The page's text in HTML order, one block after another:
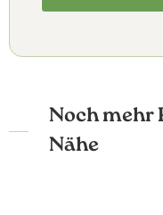
Noch mehr
Nähe